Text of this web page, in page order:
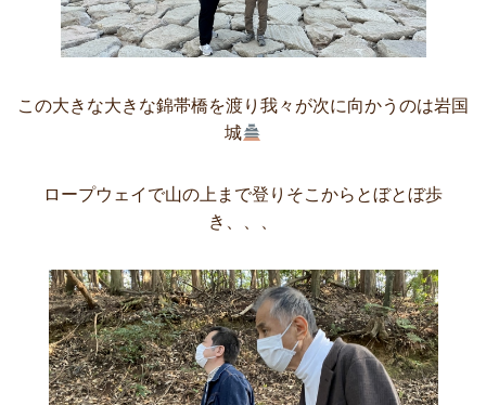
この大きな大きな錦帯橋を渡り我々が次に向かうのは岩国
城
ロープウェイで山の上まで登りそこからとぼとぼ歩
き、、、